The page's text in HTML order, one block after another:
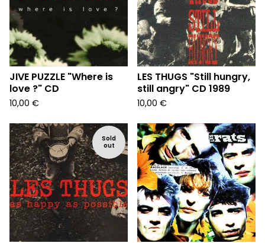
JIVE PUZZLE "Where is
love ?" CD
10,00 €
LES THUGS "Still hungry,
still angry" CD 1989
10,00 €
Sold
out